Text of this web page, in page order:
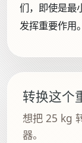
们，即使是最
发挥重要作用。
转换这个
想把 25 kg
器。